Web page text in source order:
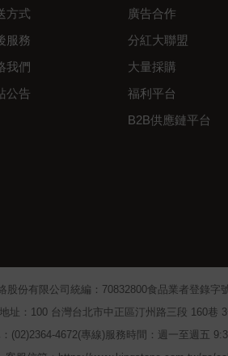
方式
服務
我們
公告
廣告合作
分紅大聯盟
大量採購
福利平台
B2B供應鏈平台
股份有限公司統編：70832800食品業者登錄字
地址：100 台灣台北市中正區汀州路三段 160巷
(02)2364-4672(專線) 服務時間：週一至週五